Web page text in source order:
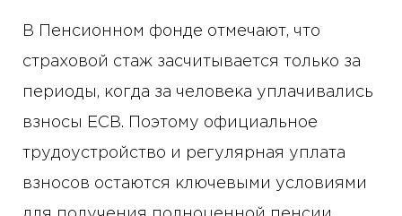
В Пенсионном фонде отмечают, что
страховой стаж засчитывается только за
периоды, когда за человека уплачивались
взносы ЕСВ. Поэтому официальное
трудоустройство и регулярная уплата
взносов остаются ключевыми условиями